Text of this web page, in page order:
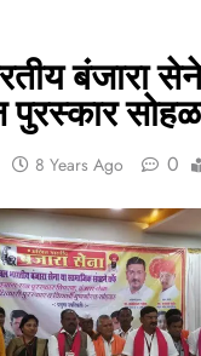
बंजारा
पुरस्कार
8 Years Ago 0